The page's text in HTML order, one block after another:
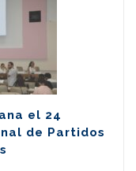
el 24
de Partidos